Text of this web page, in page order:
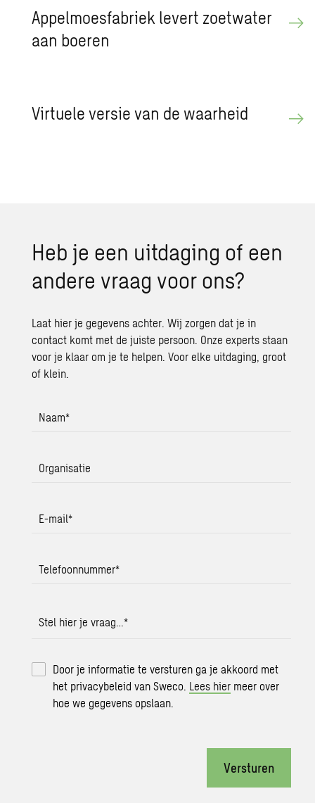
Ap­pel­moes­fa­briek le­vert zoet­wa­ter
aan boe­ren
Vir­tu­e­le ver­sie van de waar­heid
Heb je een uit­da­ging of een
an­de­re vraag voor ons?
Laat hier je gegevens achter. Wij zorgen dat je in
contact komt met de juiste persoon. Onze experts staan
voor je klaar om je te helpen. Voor elke uitdaging, groot
of klein.
Naam*
Organisatie
E-mail*
Telefoonnummer*
Stel hier je vraag… *
Door je informatie te versturen ga je akkoord met
het privacybeleid van Sweco. Lees hier meer over
hoe we gegevens opslaan.
Versturen